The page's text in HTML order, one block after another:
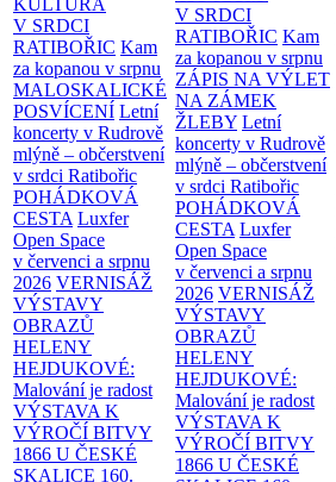
KULTURA
V SRDCI
RATIBOŘIC Kam
za kopanou v srpnu
MALOSKALICKÉ
POSVÍCENÍ Letní
koncerty v Rudrově
mlýně – občerstvení
v srdci Ratibořic
POHÁDKOVÁ
CESTA Luxfer
Open Space
v červenci a srpnu
2026 VERNISÁŽ
VÝSTAVY
OBRAZŮ
HELENY
HEJDUKOVÉ:
Malování je radost
VÝSTAVA K
VÝROČÍ BITVY
1866 U ČESKÉ
SKALICE 160.
V SRDCI
RATIBOŘIC Kam
za kopanou v srpnu
ZÁPIS NA VÝLET
NA ZÁMEK
ŽLEBY Letní
koncerty v Rudrově
mlýně – občerstvení
v srdci Ratibořic
POHÁDKOVÁ
CESTA Luxfer
Open Space
v červenci a srpnu
2026 VERNISÁŽ
VÝSTAVY
OBRAZŮ
HELENY
HEJDUKOVÉ:
Malování je radost
VÝSTAVA K
VÝROČÍ BITVY
1866 U ČESKÉ